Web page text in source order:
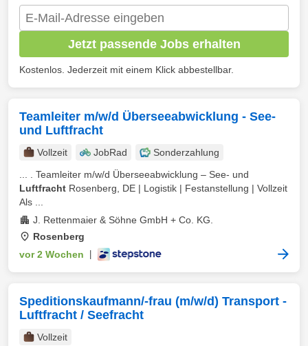
Jetzt passende Jobs erhalten
Kostenlos. Jederzeit mit einem Klick abbestellbar.
Teamleiter m/w/d Überseeabwicklung - See-
und Luftfracht
Vollzeit JobRad
Sonderzahlung
... . Teamleiter m/w/d Überseeabwicklung – See- und
Luftfracht Rosenberg, DE | Logistik | Festanstellung | Vollzeit
Als ...
J. Rettenmaier & Söhne GmbH + Co. KG.
Rosenberg
vor 2 Wochen
Speditionskaufmann/-frau (m/w/d) Transport -
Luftfracht / Seefracht
Vollzeit